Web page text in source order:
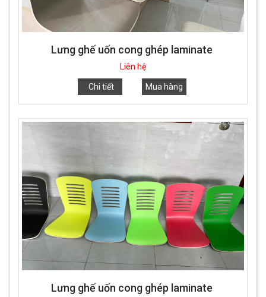
Lưng ghế uốn cong ghép laminate
Liên hệ
Chi tiết Mua hàng
Lưng ghế uốn cong ghép laminate